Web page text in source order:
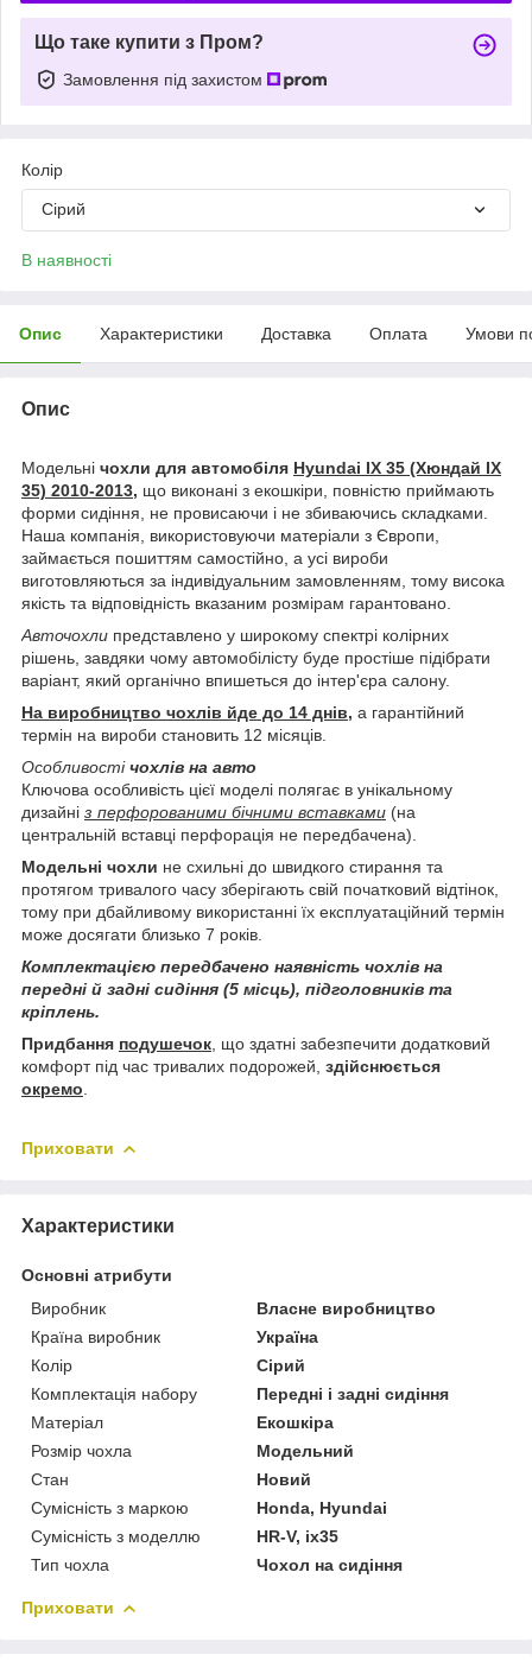
Що таке купити з Пром?
Замовлення під захистом
Колір
Сірий
В наявності
Опис Характеристики Доставка Оплата Умови
Опис
Модельні чохли для автомобіля Hyundai IX 35 (Хюндай ІХ
35) 2010-2013, що виконані з екошкіри, повністю приймають
форми сидіння, не провисаючи і не збиваючись складками.
Наша компанія, використовуючи матеріали з Європи,
займається пошиттям самостійно, а усі вироби
виготовляються за індивідуальним замовленням, тому висока
якість та відповідність вказаним розмірам гарантовано.
Авточохли представлено у широкому спектрі колірних
рішень, завдяки чому автомобілісту буде простіше підібрати
варіант, який органічно впишеться до інтер'єра салону.
На виробництво чохлів йде до 14 днів, а гарантійний
термін на вироби становить 12 місяців.
Особливостічохлів на авто
Ключова особливість цієї моделі полягає в унікальному
дизайні з перфорованими бічними вставками (на
центральній вставці перфорація не передбачена).
Модельні чохли не схильні до швидкого стирання та
протягом тривалого часу зберігають свій початковий відтінок,
тому при дбайливому використанні їх експлуатаційний термін
може досягати близько 7 років.
Комплектацією передбачено наявність чохлів на
передні й задні сидіння (5 місць), підголовників та
кріплень.
Придбання подушечок, що здатні забезпечити додатковий
комфорт під час тривалих подорожей, здійснюється
окремо.
Приховати
Характеристики
Основні атрибути
Виробник
Власне виробництво
Країна виробник
Україна
Колір
Сірий
Комплектація набору
Передні і задні сидіння
Матеріал
Екошкіра
Розмір чохла
Модельний
Стан
Новий
Сумісність з маркою
Honda, Hyundai
Сумісність з моделлю
HR-V, ix35
Тип чохла
Чохол на сидіння
Приховати